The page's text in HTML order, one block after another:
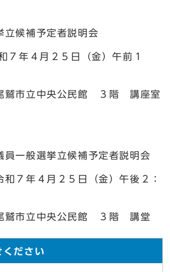
立候補予定者説明会
年４月２５日（金）午前１
鷲市立中央公民館 ３階 講座室
員一般選挙立候補予定者説明会
７年４月２５日（金）午後２：
鷲市立中央公民館 ３階 講堂
ください